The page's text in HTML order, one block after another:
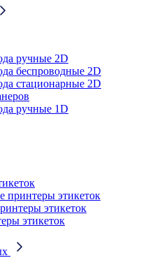
ручные 2D
беспроводные 2D
стационарные 2D
ручные 1D
принтеры этикеток
этикеток
этикеток